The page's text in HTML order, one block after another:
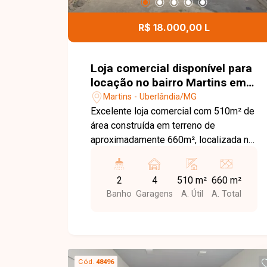
para quem busca um espaço amplo,
atender às normas de acessibilidade e
comerciais no coração da cidade.
R$ 18.000,00 L
Loja comercial disponível para
locação no bairro Martins em
Uberlândia - MG.
Martins - Uberlândia/MG
Excelente loja comercial com 510m² de
área construída em terreno de
aproximadamente 660m², localizada no
salão com pé-direito de 6 metros,
escritório, 2 banheiros e
estacionamento frontal para até 4
negócio.
2
Banho
4
Garagens
510 m²
A. Útil
660 m²
A. Total
Cód. 48496